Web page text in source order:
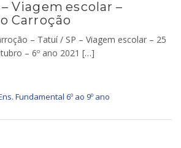
– Viagem escolar –
Carroção
– Tatuí / SP – Viagem escolar – 25
– 6º ano 2021 […]
Fundamental 6º ao 9º ano